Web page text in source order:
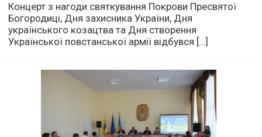
Концерт з нагоди святкування Покрови Пресвятої
Богородиці, Дня захисника України, Дня
українського козацтва та Дня створення
Української повстанської армії відбувся […]